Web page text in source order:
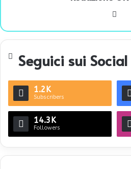
te
Seguici sui Social
1.2K
Subscribers
14.3K
Followers